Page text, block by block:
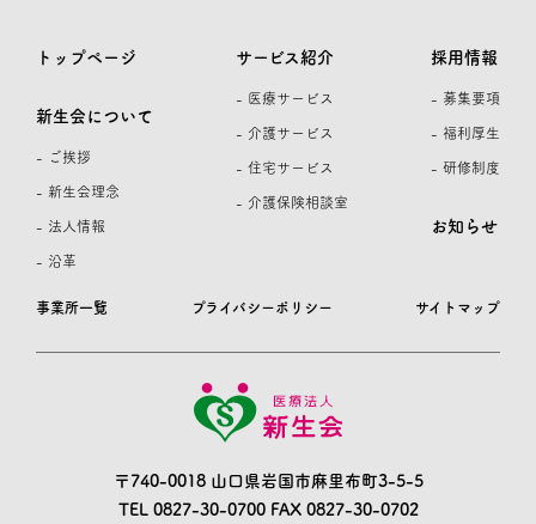
〒740-0018 山口県岩国市麻里布町3-5-5
TEL 0827-30-0700FAX 0827-30-0702
事業所一覧 プライバシーポリシー サイトマップ
トップページ
新生会について
- ご挨拶
- 新生会理念
- 法人情報
- 沿革
サービス紹介
- 医療サービス
- 介護サービス
- 住宅サービス
- 介護保険相談室
採用情報
- 募集要項
- 福利厚生
- 研修制度
お知らせ